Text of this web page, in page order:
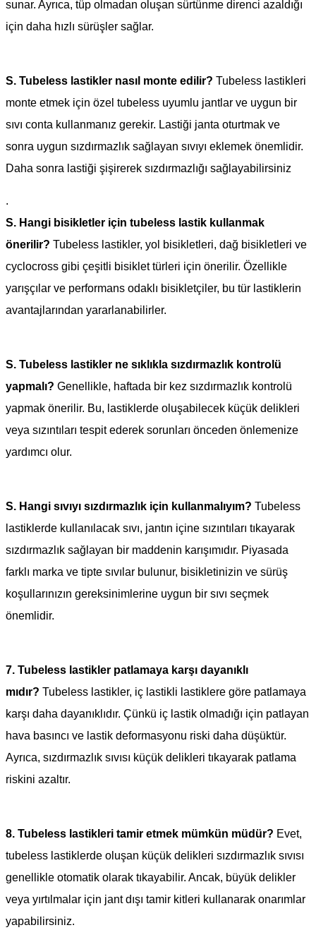
sunar. Ayrıca, tüp olmadan oluşan sürtünme direnci azaldığı
için daha hızlı sürüşler sağlar.
S. Tubeless lastikler nasıl monte edilir? Tubeless lastikleri
monte etmek için özel tubeless uyumlu jantlar ve uygun bir
sıvı conta kullanmanız gerekir. Lastiği janta oturtmak ve
sonra uygun sızdırmazlık sağlayan sıvıyı eklemek önemlidir.
Daha sonra lastiği şişirerek sızdırmazlığı sağlayabilirsiniz
.
S. Hangi bisikletler için tubeless lastik kullanmak
önerilir? Tubeless lastikler, yol bisikletleri, dağ bisikletleri ve
cyclocross gibi çeşitli bisiklet türleri için önerilir. Özellikle
yarışçılar ve performans odaklı bisikletçiler, bu tür lastiklerin
avantajlarından yararlanabilirler.
S. Tubeless lastikler ne sıklıkla sızdırmazlık kontrolü
yapmalı? Genellikle, haftada bir kez sızdırmazlık kontrolü
yapmak önerilir. Bu, lastiklerde oluşabilecek küçük delikleri
veya sızıntıları tespit ederek sorunları önceden önlemenize
yardımcı olur.
S. Hangi sıvıyı sızdırmazlık için kullanmalıyım? Tubeless
lastiklerde kullanılacak sıvı, jantın içine sızıntıları tıkayarak
sızdırmazlık sağlayan bir maddenin karışımıdır. Piyasada
farklı marka ve tipte sıvılar bulunur, bisikletinizin ve sürüş
koşullarınızın gereksinimlerine uygun bir sıvı seçmek
önemlidir.
7. Tubeless lastikler patlamaya karşı dayanıklı
mıdır? Tubeless lastikler, iç lastikli lastiklere göre patlamaya
karşı daha dayanıklıdır. Çünkü iç lastik olmadığı için patlayan
hava basıncı ve lastik deformasyonu riski daha düşüktür.
Ayrıca, sızdırmazlık sıvısı küçük delikleri tıkayarak patlama
riskini azaltır.
8. Tubeless lastikleri tamir etmek mümkün müdür? Evet,
tubeless lastiklerde oluşan küçük delikleri sızdırmazlık sıvısı
genellikle otomatik olarak tıkayabilir. Ancak, büyük delikler
veya yırtılmalar için jant dışı tamir kitleri kullanarak onarımlar
yapabilirsiniz.